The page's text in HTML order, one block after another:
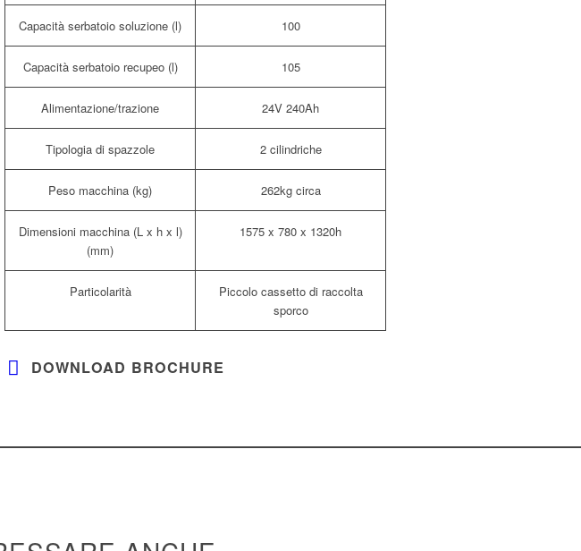
Capacità serbatoio soluzione (l) 100
Capacità serbatoio recupeo (l) 105
Alimentazione/trazione 24V 240Ah
Tipologia di spazzole 2 cilindriche
Peso macchina (kg) 262kg circa
Dimensioni macchina (L x h x l)
(mm)
1575 x 780 x 1320h
Particolarità
Piccolo cassetto di raccolta
sporco
DOWNLOAD BROCHURE